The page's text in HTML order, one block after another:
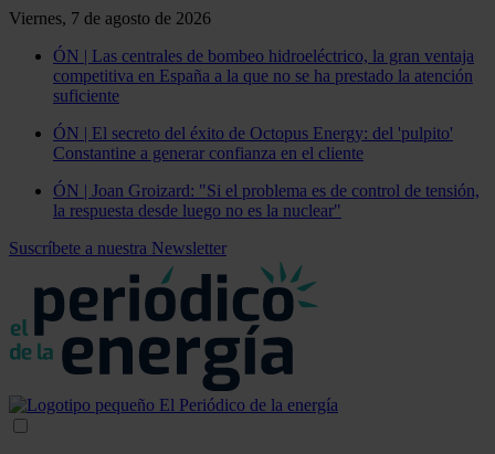
Viernes, 7 de agosto de 2026
ÓN | Las centrales de bombeo hidroeléctrico, la gran ventaja
competitiva en España a la que no se ha prestado la atención
suficiente
ÓN | El secreto del éxito de Octopus Energy: del 'pulpito'
Constantine a generar confianza en el cliente
ÓN | Joan Groizard: "Si el problema es de control de tensión,
la respuesta desde luego no es la nuclear"
Suscríbete a nuestra Newsletter